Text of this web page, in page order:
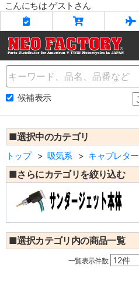
こんにちは ゲストさん
Name
候補表示
■選択中のカテゴリ
トップ 吸気系 キャブレター
■さらにカテゴリを絞り込む
■選択カテゴリ内の商品一覧
一覧表示件数